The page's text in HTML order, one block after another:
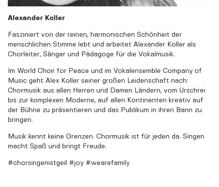
Alexander Koller
Fasziniert von der reinen, harmonischen Schönheit der
menschlichen Stimme lebt und arbeitet Alexander Koller als
Chorleiter, Sänger und Pädagoge für die Vokalmusik.
Im World Choir for Peace und im Vokalensemble Company of
Music geht Alex Koller seiner großen Leidenschaft nach:
Chormusik aus allen Herren und Damen Ländern, vom Urschrei
bis zur komplexen Moderne, auf allen Kontinenten kreativ auf
der Bühne zu präsentieren und das Publikum in ihren Bann zu
bringen.
Musik kennt keine Grenzen. Chormusik ist für jeden da. Singen
macht Spaß und bringt Freude.
#chorsingenistgeil #joy #wearefamily